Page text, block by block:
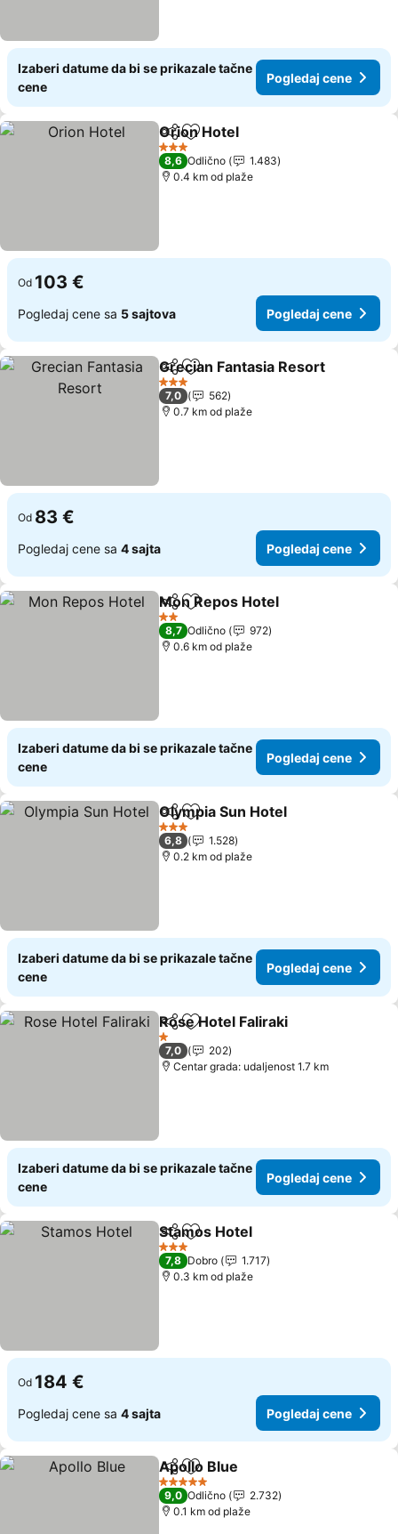
Izaberi datume da bi se prikazale tačne
cene
Pogledaj cene
Deli Dodati u favorite
Orion Hotel
3 Zvezdice
8,6 Odlično
1.483
0.4 km od plaže
Od 103 €
Pogledaj cene sa 5 sajtova Pogledaj cene
Deli Dodati u favorite
Grecian Fantasia Resort
3 Zvezdice
7,0
562
0.7 km od plaže
Od 83 €
Pogledaj cene sa 4 sajta Pogledaj cene
Deli Dodati u favorite
Mon Repos Hotel
2 Zvezdice
8,7 Odlično
972
0.6 km od plaže
Izaberi datume da bi se prikazale tačne
cene
Pogledaj cene
Deli Dodati u favorite
Olympia Sun Hotel
3 Zvezdice
6,8
1.528
0.2 km od plaže
Izaberi datume da bi se prikazale tačne
cene
Pogledaj cene
Deli Dodati u favorite
Rose Hotel Faliraki
1 Zvezdice
7,0
202
Centar grada: udaljenost 1.7 km
Izaberi datume da bi se prikazale tačne
cene
Pogledaj cene
Deli Dodati u favorite
Stamos Hotel
3 Zvezdice
7,8 Dobro
1.717
0.3 km od plaže
Od 184 €
Pogledaj cene sa 4 sajta Pogledaj cene
Deli Dodati u favorite
Apollo Blue
5 Zvezdice
9,0 Odlično
2.732
0.1 km od plaže